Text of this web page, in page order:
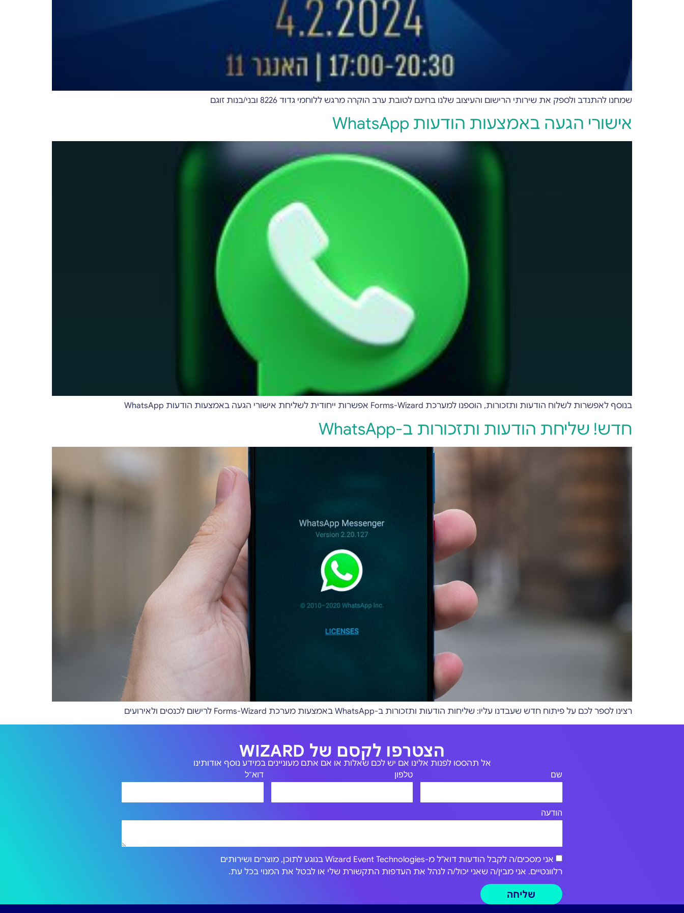
שמחנו להתנדב ולספק את שירותי הרישום והעיצוב שלנו בחינם לטובת ערב הוקרה מרגש ללוחמי גדוד 8226 ובני/בנות זוגם
אישורי הגעה באמצעות הודעות WhatsApp
בנוסף לאפשרות לשלוח הודעות ותזכורות, הוספנו למערכת Forms-Wizard אפשרות ייחודית לשליחת אישורי הגעה באמצעות הודעות WhatsApp
חדש! שליחת הודעות ותזכורות ב-WhatsApp
רצינו לספר לכם על פיתוח חדש שעבדנו עליו: שליחות הודעות ותזכורות ב-WhatsApp באמצעות מערכת Forms-Wizard לרישום לכנסים ולאירועים
הצטרפו לקסם של WIZARD
אל תהססו לפנות אלינו אם יש לכם שאלות או אם אתם מעוניינים במידע נוסף אודותינו
שם
טלפון דוא"ל
הודעה
אני מסכים/ה לקבל הודעות דוא"ל מ-Wizard Event Technologies בנוגע לתוכן, מוצרים ושירותים
רלוונטיים. אני מבין/ה שאני יכול/ה לנהל את העדפות התקשורת שלי או לבטל את המנוי בכל עת.
שליחה